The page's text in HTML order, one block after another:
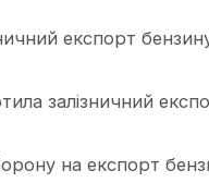
експорт
залізничний
на експорт